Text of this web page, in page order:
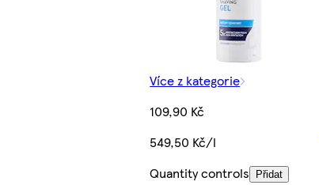
Více z kategorie
109,90 Kč
549,50 Kč/l
Quantity controls
Přidat